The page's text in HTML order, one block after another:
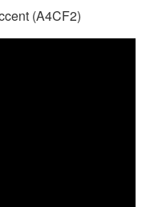
(A4CF2)